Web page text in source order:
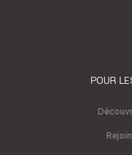
POUR